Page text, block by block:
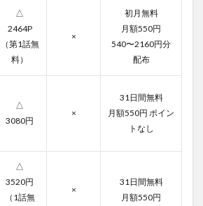
△
2464P
（第1話無
料）
×
初月無料
月額550円
540〜2160円分
配布
△
3080円
×
31日間無料
月額550円 ポイン
トなし
△
3520円
（1話無
×
31日間無料
月額550円